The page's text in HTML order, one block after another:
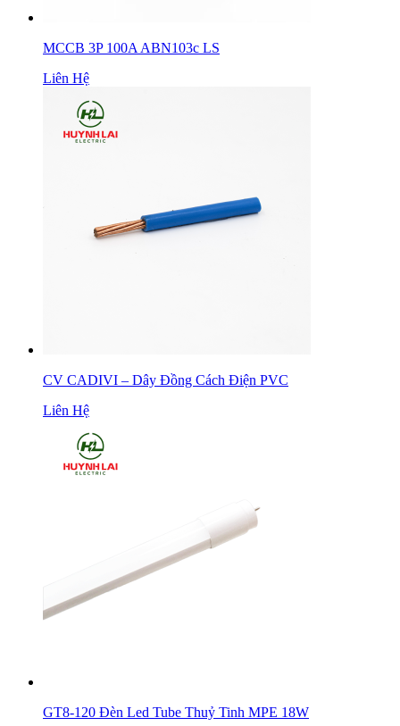
MCCB 3P 100A ABN103c LS
Liên Hệ
CV CADIVI – Dây Đồng Cách Điện PVC
Liên Hệ
GT8-120 Đèn Led Tube Thuỷ Tinh MPE 18W